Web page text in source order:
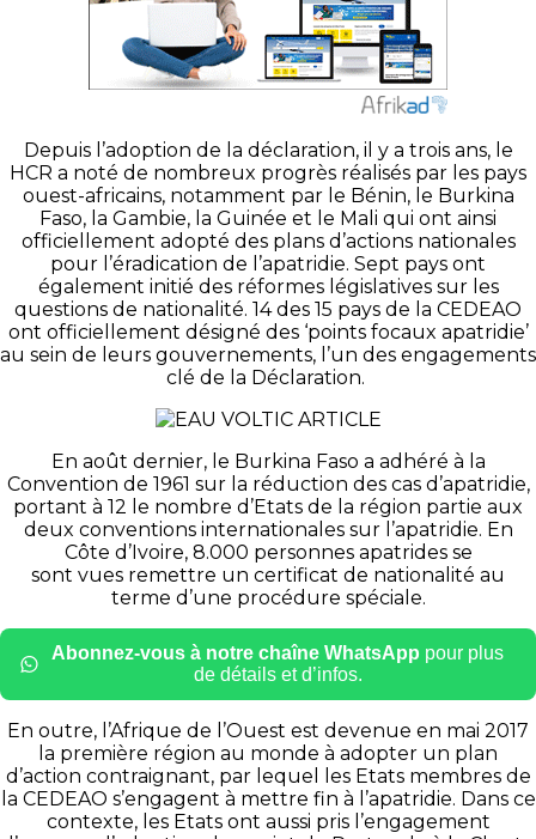
Depuis l’adoption de la déclaration, il y a trois ans, le
HCR a noté de nombreux progrès réalisés par les pays
ouest-africains, notamment par le Bénin, le Burkina
Faso, la Gambie, la Guinée et le Mali qui ont ainsi
officiellement adopté des plans d’actions nationales
pour l’éradication de l’apatridie. Sept pays ont
également initié des réformes législatives sur les
questions de nationalité. 14 des 15 pays de la CEDEAO
ont officiellement désigné des ‘points focaux apatridie’
au sein de leurs gouvernements, l’un des engagements
clé de la Déclaration.
En août dernier, le Burkina Faso a adhéré à la
Convention de 1961 sur la réduction des cas d’apatridie,
portant à 12 le nombre d’Etats de la région partie aux
deux conventions internationales sur l’apatridie. En
Côte d’Ivoire, 8.000 personnes apatrides se
sont vues remettre un certificat de nationalité au
terme d’une procédure spéciale.
Abonnez-vous à notre chaîne WhatsApp pour plus
de détails et d’infos.
En outre, l’Afrique de l’Ouest est devenue en mai 2017
la première région au monde à adopter un plan
d’action contraignant, par lequel les Etats membresde
la CEDEAO s’engagent à mettre fin à l’apatridie. Dans ce
contexte, les Etats ont aussi pris l’engagement